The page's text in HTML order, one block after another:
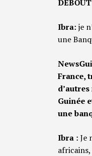
Ibra:je
une
France,
Guinée
une
Ibra :Je